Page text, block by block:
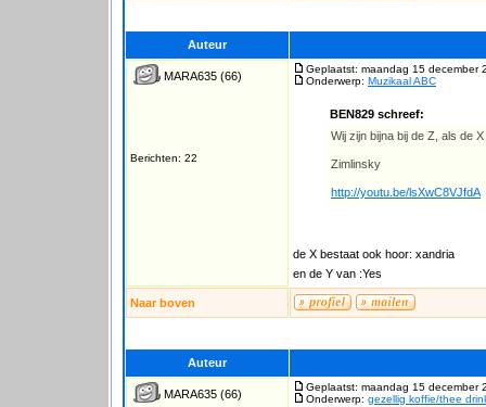
Auteur
MARA635 (66)
Berichten: 22
Geplaatst: maandag 15 december
Onderwerp: Muzikaal ABC
BEN829 schreef:
Wij zijn bijna bij de Z, als de
Zimlinsky
http://youtu.be/lsXwC8VJfdA
de X bestaat ook hoor: xandria
en de Y van :Yes
Naar boven
Auteur
MARA635 (66)
Geplaatst: maandag 15 december
Onderwerp: gezellig koffie/thee